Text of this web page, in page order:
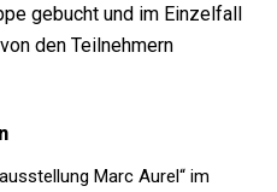
gebucht und im Einzelfall
den Teilnehmern
Marc Aurel“ im